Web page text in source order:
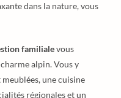
dans la nature, vous
familialevous
alpin. Vous y
une cuisine
régionales et un